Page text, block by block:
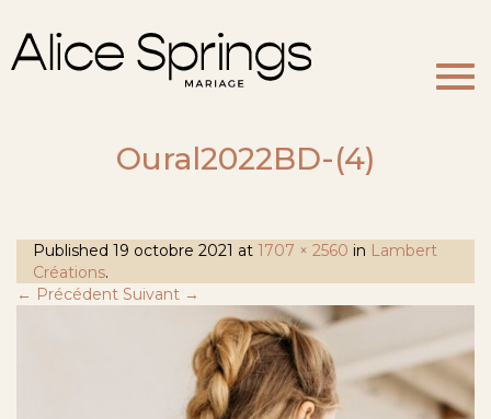
Oural2022BD-(4)
Published 19 octobre 2021 at 1707 × 2560 in Lambert
Créations.
← Précédent Suivant →